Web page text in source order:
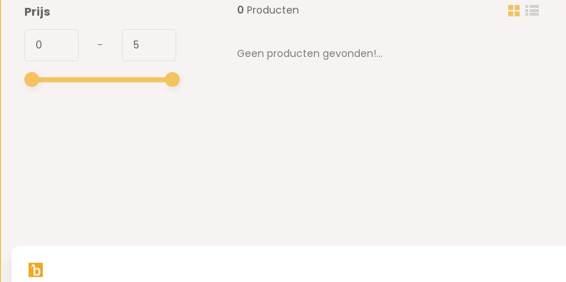
Prijs
-
0 Producten
Geen producten gevonden!...